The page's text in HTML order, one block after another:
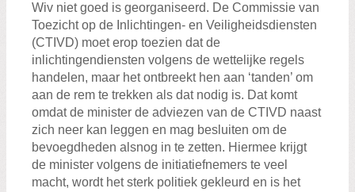
Wiv niet goed is georganiseerd. De Commissie van
Toezicht op de Inlichtingen- en Veiligheidsdiensten
(CTIVD) moet erop toezien dat de
inlichtingendiensten volgens de wettelijke regels
handelen, maar het ontbreekt hen aan ‘tanden’ om
aan de rem te trekken als dat nodig is. Dat komt
omdat de minister de adviezen van de CTIVD naast
zich neer kan leggen en mag besluiten om de
bevoegdheden alsnog in te zetten. Hiermee krijgt
de minister volgens de initiatiefnemers te veel
macht, wordt het sterk politiek gekleurd en is het